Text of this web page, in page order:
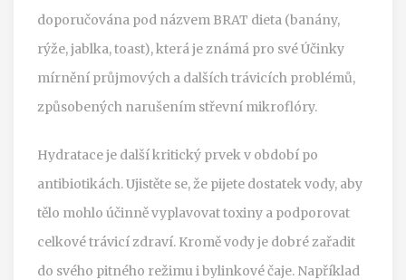
doporučována pod názvem BRAT dieta (banány,
rýže, jablka, toast), která je známá pro své Účinky
mírnění průjmových a dalších trávicích problémů,
způsobených narušením střevní mikroflóry.
Hydratace je další kritický prvek v období po
antibiotikách. Ujistěte se, že pijete dostatek vody, aby
tělo mohlo účinně vyplavovat toxiny a podporovat
celkové trávicí zdraví. Kromě vody je dobré zařadit
do svého pitného režimu i bylinkové čaje. Například